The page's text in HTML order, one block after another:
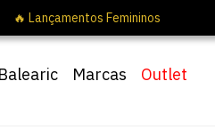
Balearic Marcas Outlet